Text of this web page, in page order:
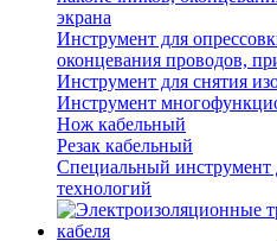
экрана
Инструмент для
оконцевания проводов,
Инструмент для снятия
Инструмент
Нож кабельный
Резак кабельный
Специальный
технологий